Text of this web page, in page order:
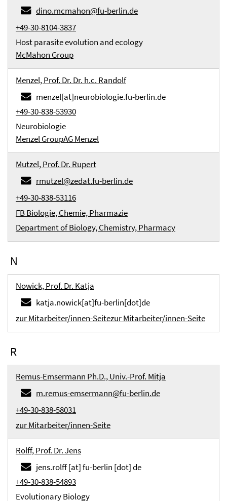
dino.mcmahon@fu-berlin.de
+49-30-8104-3837
Host parasite evolution and ecology
McMahon Group
Menzel, Prof. Dr. Dr. h.c. Randolf
menzel[at]neurobiologie.fu-berlin.de
+49-30-838-53930
Neurobiologie
Menzel GroupAG Menzel
Mutzel, Prof. Dr. Rupert
rmutzel@zedat.fu-berlin.de
+49-30-838-53116
FB Biologie, Chemie, Pharmazie
Department of Biology, Chemistry, Pharmacy
N
Nowick, Prof. Dr. Katja
katja.nowick[at]fu-berlin[dot]de
zur Mitarbeiter/innen-Seitezur Mitarbeiter/innen-Seite
R
Remus-Emsermann Ph.D., Univ.-Prof. Mitja
m.remus-emsermann@fu-berlin.de
+49-30-838-58031
zur Mitarbeiter/innen-Seite
Rolff, Prof. Dr. Jens
jens.rolff [at] fu-berlin [dot] de
+49-30-838-54893
Evolutionary Biology